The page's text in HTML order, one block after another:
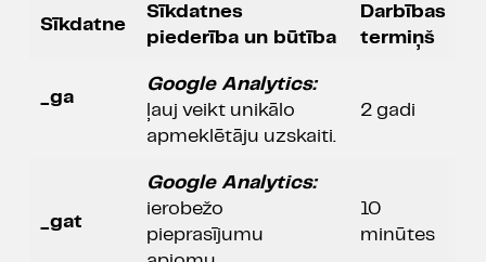
Sīkdatne
Sīkdatnes
piederība un būtība
Darbības
termiņš
_ga
Google Analytics:
ļauj veikt unikālo
apmeklētāju uzskaiti.
2 gadi
_gat
Google Analytics:
ierobežo
pieprasījumu
10
minūtes